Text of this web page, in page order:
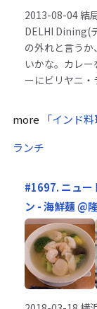
2013-08-04結
DELHI Dining(
の外れと言う
いかな。カレ
ーにビリヤニ・
more 「インド
ランチ
#1697. ニュー
ン - 海鮮麺 @